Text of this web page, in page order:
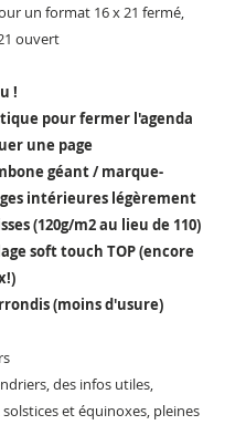
un format 16 x 21 fermé,
ouvert
!
pour fermer l'agenda
une page
géant / marque-
intérieures légèrement
(120g/m2 au lieu de 110)
soft touch TOP (encore
(moins d'usure)
des infos utiles,
solstices et équinoxes, pleines